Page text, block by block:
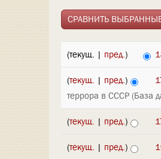
(текущ. | пред.)
(текущ. | пред.)
террора в СССР (База
(текущ. | пред.)
(текущ. | пред.)